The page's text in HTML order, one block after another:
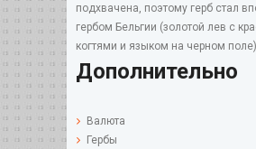
подхвачена, поэтому герб стал
гербом Бельгии (золотой лев с
когтями и языком на черном
Дополнительно
Валюта
Гербы